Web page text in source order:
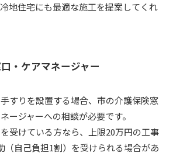
地住宅にも最適な施工を提案してくれ
・ケアマネージャー
すりを設置する場合、市の介護保険窓
ージャーへの相談が必要です。
受けている方なら、上限20万円の工事
（自己負担1割）を受けられる場合があ